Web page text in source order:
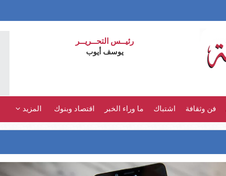
رئيــس التحــريــر
يوسف أيوب
فن وثقافة اشتباك ما وراء الخبر اقتصاد وبنوك المزيد